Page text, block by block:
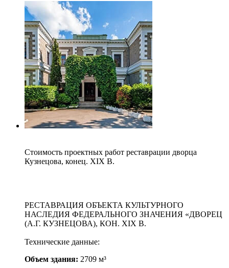
Стоимость проектных работ реставрации дворца
Кузнецова, конец. XIX В.
РЕСТАВРАЦИЯ ОБЪЕКТА КУЛЬТУРНОГО
НАСЛЕДИЯ ФЕДЕРАЛЬНОГО ЗНАЧЕНИЯ «ДВОРЕЦ
(А.Г. КУЗНЕЦОВА), КОН. XIX В.
Технические данные:
Объем здания: 2709 м³